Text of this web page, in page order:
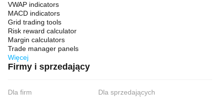
VWAP indicators
MACD indicators
Grid trading tools
Risk reward calculator
Margin calculators
Trade manager panels
Więcej
Firmy i sprzedający
Dla firm
Dla sprzedających